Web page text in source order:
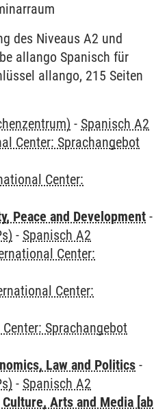
des Niveaus A2 und
allango Spanisch für
allango, 215 Seiten
- Spanisch A2
Center: Sprachangebot
Center:
Peace and Development -
- Spanisch A2
Center:
Center:
Sprachangebot
Law and Politics -
- Spanisch A2
Arts and Media [ab